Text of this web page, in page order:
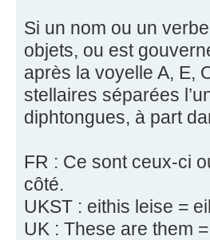
Si un nom ou un
objets, ou est
après la voyelle A, E,
stellaires séparées
diphtongues, à part
FR : Ce sont ceux-ci
côté.
UKST : eithis leise =
UK : These are them